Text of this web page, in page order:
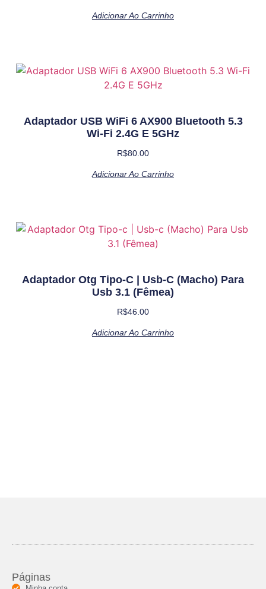
Adicionar Ao Carrinho
Adaptador USB WiFi 6 AX900 Bluetooth 5.3
Wi-Fi 2.4G E 5GHz
R$80.00
Adicionar Ao Carrinho
Adaptador Otg Tipo-C | Usb-C (Macho) Para
Usb 3.1 (Fêmea)
R$46.00
Adicionar Ao Carrinho
Páginas